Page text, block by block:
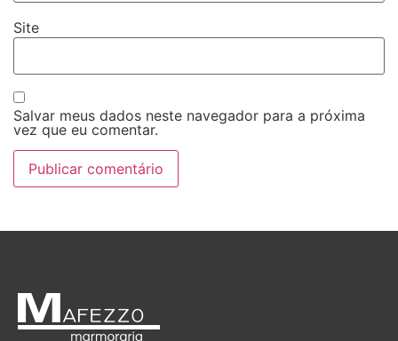
Site
Salvar meus dados neste navegador para a próxima
vez que eu comentar.